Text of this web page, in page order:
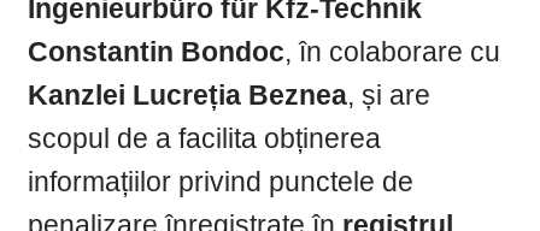
Ingenieurbüro für Kfz-Technik
Constantin Bondoc, în colaborare cu
Kanzlei Lucreția Beznea, și are
scopul de a facilita obținerea
informațiilor privind punctele de